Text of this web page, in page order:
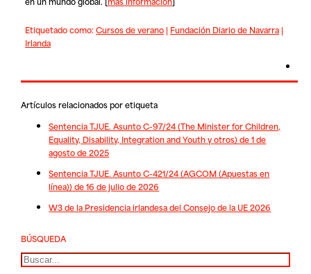
Etiquetado como:Cursos de verano| Fundación Diario de Navarra|
Irlanda
Artículos relacionados por etiqueta
Sentencia TJUE. Asunto C-97/24 (The Minister for Children,
Equality, Disability, Integration and Youth y otros) de 1 de
agosto de 2025
Sentencia TJUE. Asunto C-421/24 (AGCOM (Apuestas en
línea)) de 16 de julio de 2026
W3 de la Presidencia irlandesa del Consejo de la UE 2026
BÚSQUEDA
Buscar